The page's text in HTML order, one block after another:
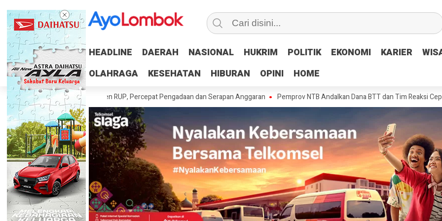
HEADLINE DAERAH NASIONAL HUKRIM POLITIK EKONOMI KARIER
OLAHRAGA
KESEHATAN HIBURAN OPINI HOME
HEADLINE DAERAH NASIONAL HUKRIM POLITIK EKONOMI KARIER
OLAHRAGA
KESEHATAN HIBURAN OPINI HOME
Tuntaskan 100 Persen RUP, Percepat Pengadaan dan Serapan Anggaran Pemprov NTB Andalkan Dana BTT dan Tim Reaksi Cepat